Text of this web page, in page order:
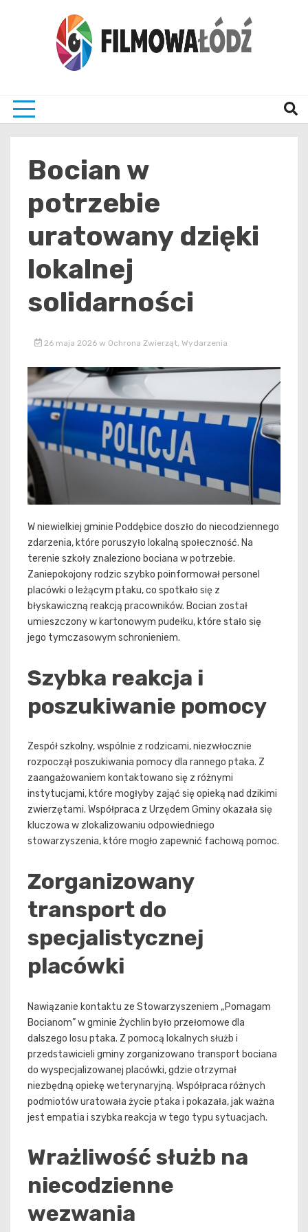
Bocian w
potrzebie
uratowany dzięki
lokalnej
solidarności
26 maja 2026 w Ochrona Zwierząt, Wydarzenia
W niewielkiej gminie Poddębice doszło do niecodziennego
zdarzenia, które poruszyło lokalną społeczność. Na
terenie szkoły znaleziono bociana w potrzebie.
Zaniepokojony rodzic szybko poinformował personel
placówki o leżącym ptaku, co spotkało się z
błyskawiczną reakcją pracowników. Bocian został
umieszczony w kartonowym pudełku, które stało się
jego tymczasowym schronieniem.
Szybka reakcja i
poszukiwanie pomocy
Zespół szkolny, wspólnie z rodzicami, niezwłocznie
rozpoczął poszukiwania pomocy dla rannego ptaka. Z
zaangażowaniem kontaktowano się z różnymi
instytucjami, które mogłyby zająć się opieką nad dzikimi
zwierzętami. Współpraca z Urzędem Gminy okazała się
kluczowa w zlokalizowaniu odpowiedniego
stowarzyszenia, które mogło zapewnić fachową pomoc.
Zorganizowany
transport do
specjalistycznej
placówki
Nawiązanie kontaktu ze Stowarzyszeniem „Pomagam
Bocianom” w gminie Żychlin było przełomowe dla
dalszego losu ptaka. Z pomocą lokalnych służb i
przedstawicieli gminy zorganizowano transport bociana
do wyspecjalizowanej placówki, gdzie otrzymał
niezbędną opiekę weterynaryjną. Współpraca różnych
podmiotów uratowała życie ptaka i pokazała, jak ważna
jest empatia i szybka reakcja w tego typu sytuacjach.
Wrażliwość służb na
niecodzienne
wezwania